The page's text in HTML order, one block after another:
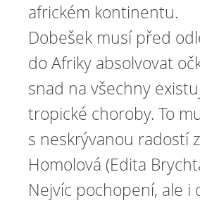
africkém kontinentu.
Dobešek musí před
do Afriky absolvovat
snad na všechny
tropické choroby. To
s neskrývanou radostí
Homolová (Edita
Nejvíc pochopení, ale i